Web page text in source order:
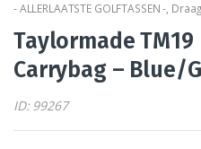
- ALLERLAATSTE GOLFTASSEN -,
Taylormade TM19
Carrybag – Blue/
ID: 99267